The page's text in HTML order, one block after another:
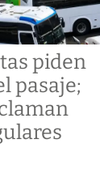
piden
pasaje;